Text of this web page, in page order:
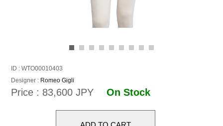
ID : WTO00010403
Designer : Romeo Gigli
Price : 83,600 JPYOn Stock